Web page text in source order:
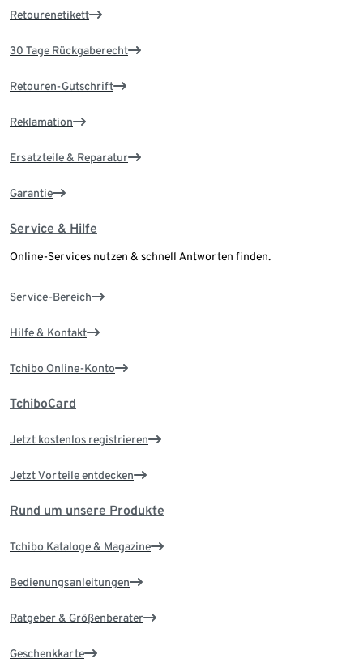
Retourenetikett
30 Tage Rückgaberecht
Retouren-Gutschrift
Reklamation
Ersatzteile & Reparatur
Garantie
Service & Hilfe
Online-Services nutzen & schnell Antworten finden.
Service-Bereich
Hilfe & Kontakt
Tchibo Online-Konto
TchiboCard
Jetzt kostenlos registrieren
Jetzt Vorteile entdecken
Rund um unsere Produkte
Tchibo Kataloge & Magazine
Bedienungsanleitungen
Ratgeber & Größenberater
Geschenkkarte